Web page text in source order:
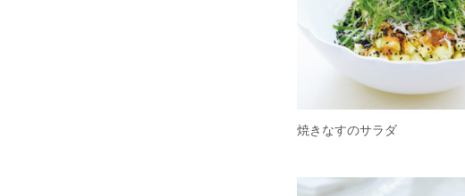
焼きなすのサラダ